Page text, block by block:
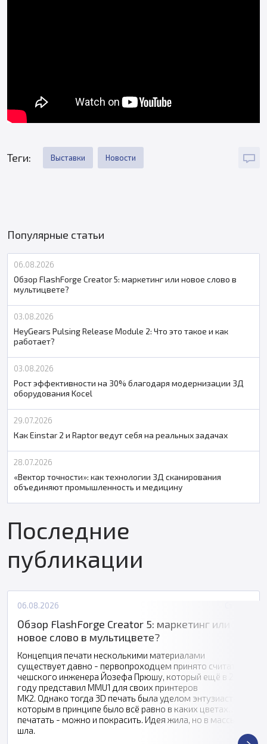
Теги: Выставки Новости
Популярные статьи
06.08.2026
Обзор FlashForge Creator 5: маркетинг или новое слово в
мультицвете?
03.08.2026
HeyGears Pulsing Release Module 2: Что это такое и как
работает?
03.08.2026
Рост эффективности на 30% благодаря модернизации 3Д
оборудования Kocel
29.07.2026
Как Einstar 2 и Raptor ведут себя на реальных задачах
28.07.2026
«Вектор точности»: как технологии 3Д сканирования
объединяют промышленность и медицину
Последние
публикации
06.08.2026
Обзор FlashForge Creator 5: маркетинг или
новое слово в мультицвете?
Концепция печати несколькими материалами
существует давно - первопроходцем принято считать
чешского инженера Йозефа Прюшу, который ещё в 2016
году представил MMU1 для своих принтеров
MK2. Однако тогда 3D печать была уделом энтузиастов,
которым в принципе было всё равно в каких цветах
печатать - можно и покрасить. Идея жила, но в массы не
шла.